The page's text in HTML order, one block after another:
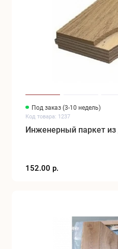
Под заказ (3-10 недель)
Код товара: 1237
Инженерный паркет
152.00 р.